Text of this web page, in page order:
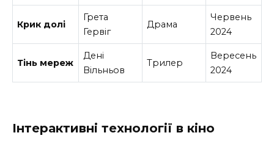
Крик долі
Грета
Гервіг
Драма
Червень
2024
Тінь мереж
Дені
Вільньов
Трилер
Вересень
2024
Інтерактивні технології в кіно